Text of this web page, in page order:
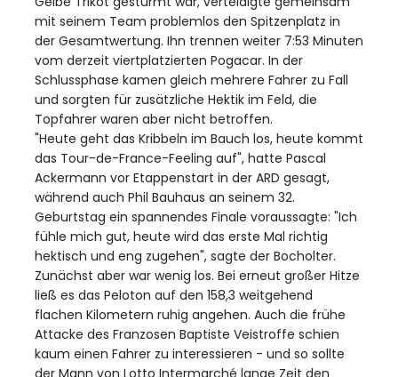
mit seinem Team problemlos den Spitzenplatz in
der Gesamtwertung. Ihn trennen weiter 7:53 Minuten
vom derzeit viertplatzierten Pogacar. In der
Schlussphase kamen gleich mehrere Fahrer zu Fall
und sorgten für zusätzliche Hektik im Feld, die
Topfahrer waren aber nicht betroffen.
"Heute geht das Kribbeln im Bauch los, heute kommt
das Tour-de-France-Feeling auf", hatte Pascal
Ackermann vor Etappenstart in der ARD gesagt,
während auch Phil Bauhaus an seinem 32.
Geburtstag ein spannendes Finale voraussagte: "Ich
fühle mich gut, heute wird das erste Mal richtig
hektisch und eng zugehen", sagte der Bocholter.
Zunächst aber war wenig los. Bei erneut großer Hitze
ließ es das Peloton auf den 158,3 weitgehend
flachen Kilometern ruhig angehen. Auch die frühe
Attacke des Franzosen Baptiste Veistroffe schien
kaum einen Fahrer zu interessieren - und so sollte
der Mann von Lotto Intermarché lange Zeit den